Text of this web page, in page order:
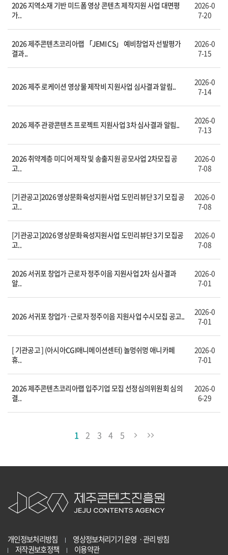
2026 지역소재 기반 미드폼 영상 콘텐츠 제작지원 사업 대면평
가..
2026-0
7-20
2026 제주콘텐츠코리아랩 「JEMI CS」 예비창업자 선발평가
결과..
2026-0
7-15
2026 제주 로케이션 영상물 제작비 지원사업 심사결과 알림..
2026-0
7-14
2026 제주 관광콘텐츠 프로젝트 지원사업 3차 심사결과 알림..
2026-0
7-13
2026 취약계층 미디어 제작 및 송출지원 공모사업 2차모집 공
고..
2026-0
7-08
[기관공고]2026 영상문화육성지원사업 도민리뷰단 3기 모집 공
고..
2026-0
7-08
[기관공고]2026 영상문화육성지원사업 도민리뷰단 3기 모집공
고..
2026-0
7-08
2026 서귀포 창업가 근로자 정주이음 지원사업 2차 심사결과
알..
2026-0
7-01
2026 서귀포 창업가·근로자 정주이음 지원사업 수시모집 공고..
2026-0
7-01
[ 기관공고 ] (아시아CGI애니메이션센터) 놀멍쉬멍 애니카페
휴..
2026-0
7-01
2026 제주콘텐츠코리아랩 입주기업 모집 선정심의위원회 심의
결..
2026-0
6-29
1 2 3 4 5
개인정보처리방침
영상정보처리기기 운영ㆍ관리 방침
저작권보호정책
이용약관